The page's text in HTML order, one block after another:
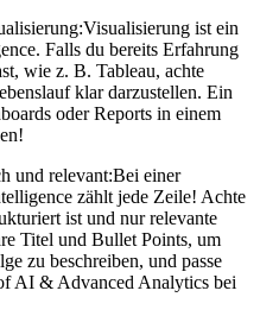
Visualisierung ist ein
Falls du bereits Erfahrung
wie z. B. Tableau, achte
klar darzustellen. Ein
oder Reports in einem
und relevant:Bei einer
zählt jede Zeile! Achte
ist und nur relevante
Titel und Bullet Points, um
zu beschreiben, und passe
AI & Advanced Analytics bei